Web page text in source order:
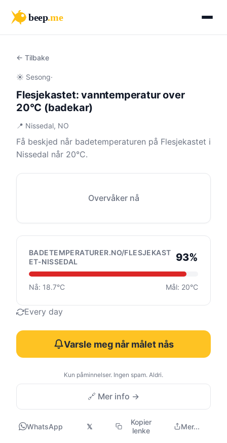
beep.me
← Tilbake
☀️ Sesong·
Flesjekastet: vanntemperatur over
20°C (badekar)
📍 Nissedal, NO
Få beskjed når badetemperaturen på Flesjekastet i
Nissedal når 20°C.
Overvåker nå
BADETEMPERATURER.NO/FLESJEKAST
ET-NISSEDAL
93%
Nå: 18.7°C Mål: 20°C
Every day
Varsle meg når målet nås
Kun påminnelser. Ingen spam. Aldri.
🔗 Mer info →
WhatsApp 𝕏
Kopier
lenke
Mer...